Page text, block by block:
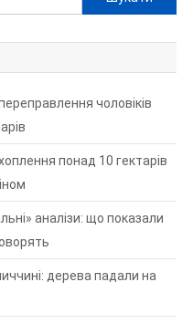
чоловіків
понад 10 гектарів
аналізи: що показали
дерева падали на